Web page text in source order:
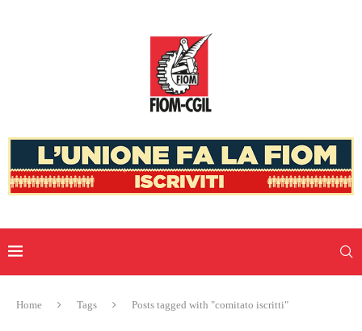
Home Tags Posts tagged with "comitato iscritti"